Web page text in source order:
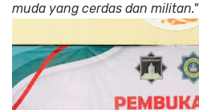
muda yang cerdas dan militan."